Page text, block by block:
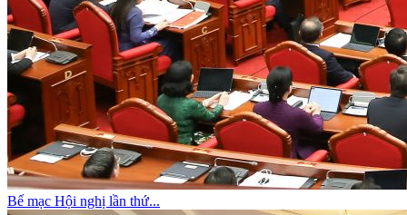
Bế mạc Hội nghị lần thứ...